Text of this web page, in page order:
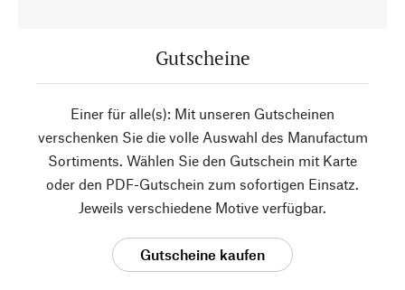
Gutscheine
Einer für alle(s): Mit unseren Gutscheinen
verschenken Sie die volle Auswahl des Manufactum
Sortiments. Wählen Sie den Gutschein mit Karte
oder den PDF-Gutschein zum sofortigen Einsatz.
Jeweils verschiedene Motive verfügbar.
Gutscheine kaufen